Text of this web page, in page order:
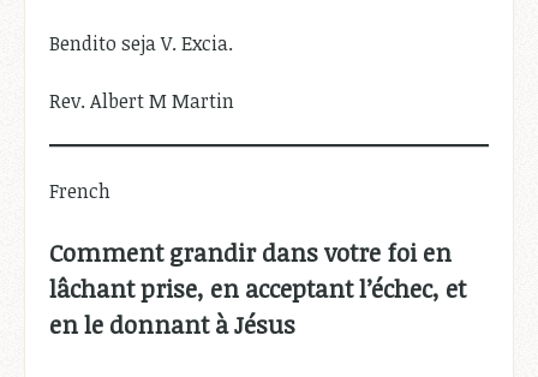
Bendito seja V. Excia.
Rev. Albert M Martin
French
Comment grandir dans votre foi en
lâchant prise, en acceptant l’échec, et
en le donnant à Jésus